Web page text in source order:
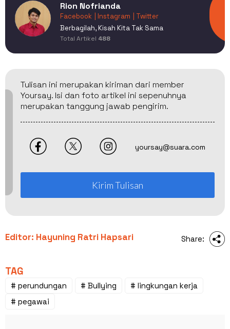
Rion Nofrianda
Facebook | Instagram
| Twitter
Berbagilah, Kisah Kita Tak Sama
Total Artikel 488
Tulisan ini merupakan kiriman dari member
Yoursay. Isi dan foto artikel ini sepenuhnya
merupakan tanggung jawab pengirim.
yoursay@suara.com
Kirim Tulisan
Editor: Hayuning Ratri Hapsari Share:
TAG
# perundungan # Bullying
# lingkungan kerja
# pegawai